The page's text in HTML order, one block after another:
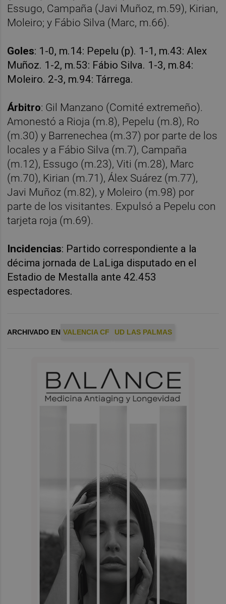
Essugo, Campaña (Javi Muñoz, m.59), Kirian,
Moleiro; y Fábio Silva (Marc, m.66).
Goles: 1-0, m.14: Pepelu (p). 1-1, m.43: Alex
Muñoz. 1-2, m.53: Fábio Silva. 1-3, m.84:
Moleiro. 2-3, m.94: Tárrega.
Árbitro: Gil Manzano (Comité extremeño).
Amonestó a Rioja (m.8), Pepelu (m.8), Ro
(m.30) y Barrenechea (m.37) por parte de los
locales y a Fábio Silva (m.7), Campaña
(m.12), Essugo (m.23), Viti (m.28), Marc
(m.70), Kirian (m.71), Álex Suárez (m.77),
Javi Muñoz (m.82), y Moleiro (m.98) por
parte de los visitantes. Expulsó a Pepelu con
tarjeta roja (m.69).
Incidencias: Partido correspondiente a la
décima jornada de LaLiga disputado en el
Estadio de Mestalla ante 42.453
espectadores.
ARCHIVADO EN VALENCIA CF UD LAS PALMAS